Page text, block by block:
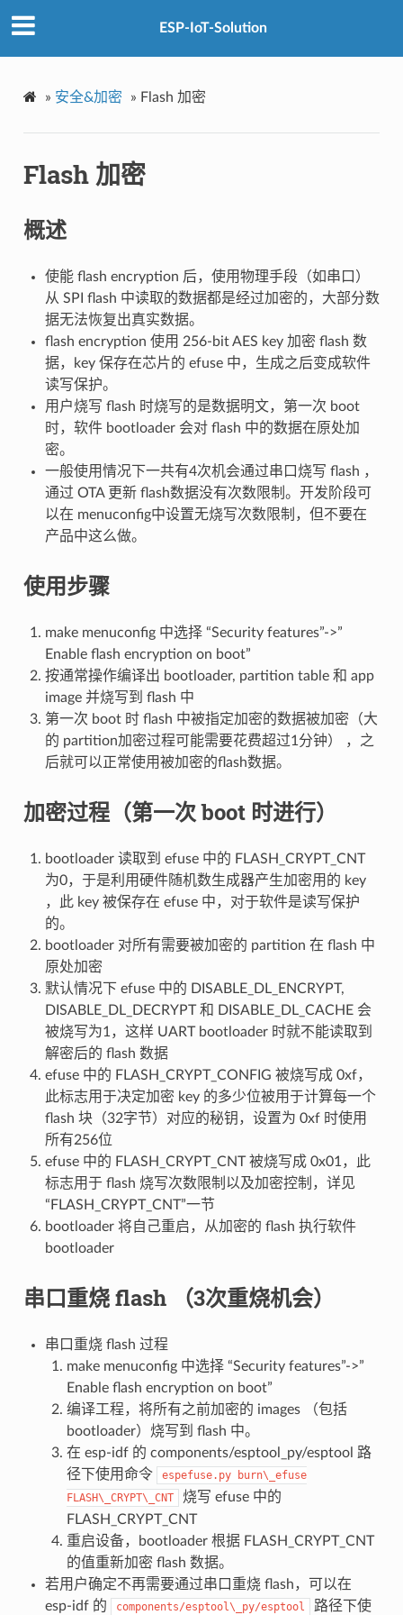
ESP-IoT-Solution
» 安全&加密 » Flash 加密
Flash 加密
概述
使能 flash encryption 后，使用物理手段（如串口）
从 SPI flash 中读取的数据都是经过加密的，大部分数
据无法恢复出真实数据。
flash encryption 使用 256-bit AES key 加密 flash 数
据，key 保存在芯片的 efuse 中，生成之后变成软件
读写保护。
用户烧写 flash 时烧写的是数据明文，第一次 boot
时，软件 bootloader 会对 flash 中的数据在原处加
密。
一般使用情况下一共有4次机会通过串口烧写 flash ，
通过 OTA 更新 flash数据没有次数限制。开发阶段可
以在 menuconfig中设置无烧写次数限制，但不要在
产品中这么做。
使用步骤
make menuconfig 中选择 “Security features”->”
Enable flash encryption on boot”
按通常操作编译出 bootloader, partition table 和 app
image 并烧写到 flash 中
第一次 boot 时 flash 中被指定加密的数据被加密（大
的 partition加密过程可能需要花费超过1分钟） ，之
后就可以正常使用被加密的flash数据。
加密过程（第一次 boot 时进行）
bootloader 读取到 efuse 中的 FLASH_CRYPT_CNT
为0，于是利用硬件随机数生成器产生加密用的 key
，此 key 被保存在 efuse 中，对于软件是读写保护
的。
bootloader 对所有需要被加密的 partition 在 flash 中
原处加密
默认情况下 efuse 中的 DISABLE_DL_ENCRYPT,
DISABLE_DL_DECRYPT 和 DISABLE_DL_CACHE 会
被烧写为1，这样 UART bootloader 时就不能读取到
解密后的 flash 数据
efuse 中的 FLASH_CRYPT_CONFIG 被烧写成 0xf，
此标志用于决定加密 key 的多少位被用于计算每一个
flash 块（32字节）对应的秘钥，设置为 0xf 时使用
所有256位
efuse 中的 FLASH_CRYPT_CNT 被烧写成 0x01，此
标志用于 flash 烧写次数限制以及加密控制，详见
“FLASH_CRYPT_CNT”一节
bootloader 将自己重启，从加密的 flash 执行软件
bootloader
串口重烧 flash （3次重烧机会）
串口重烧 flash 过程
make menuconfig 中选择 “Security features”->”
Enable flash encryption on boot”
编译工程，将所有之前加密的 images （包括
bootloader）烧写到 flash 中。
在 esp-idf 的 components/esptool_py/esptool 路
径下使用命令
espefuse.py
burn\_efuse
FLASH\_CRYPT\_CNT
烧写 efuse 中的
FLASH_CRYPT_CNT
重启设备，bootloader 根据 FLASH_CRYPT_CNT
的值重新加密 flash 数据。
若用户确定不再需要通过串口重烧 flash，可以在
esp-idf 的
components/esptool\_py/esptool 路径下使